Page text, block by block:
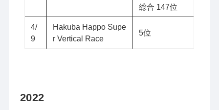
総合 147位
4/
9
Hakuba Happo Supe
r Vertical Race
5位
2022